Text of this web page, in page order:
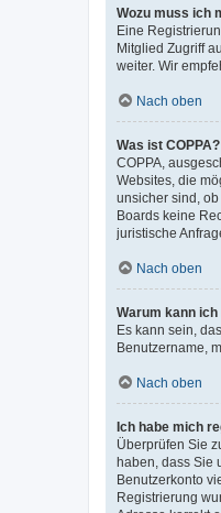
Wozu muss ich
Eine
Mitglied Zugriff
weiter. Wir
Nach oben
Was ist COPPA?
COPPA,
Websites, die
unsicher sind,
Boards keine
juristische
Nach oben
Warum kann
Es kann sein,
Benutzername,
Nach oben
Ich habe mich
Überprüfen Sie
haben, dass Sie
Benutzerkonto
Registrierung